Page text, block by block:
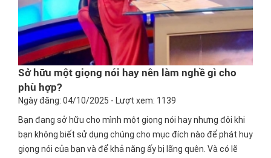
Sở hữu một giọng nói hay nên làm nghề gì cho
phù hợp?
Ngày đăng: 04/10/2025 - Lượt xem: 1139
Bạn đang sở hữu cho mình một giọng nói hay nhưng đôi khi
bạn không biết sử dụng chúng cho mục đích nào để phát huy
giọng nói của bạn và để khả năng ấy bị lãng quên. Và có lẽ